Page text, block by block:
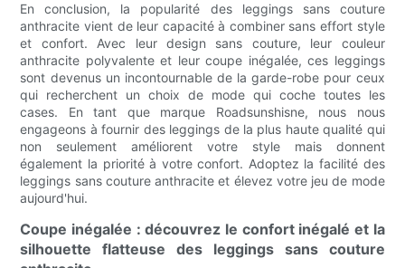
En conclusion, la popularité des leggings sans couture
anthracite vient de leur capacité à combiner sans effort style
et confort. Avec leur design sans couture, leur couleur
anthracite polyvalente et leur coupe inégalée, ces leggings
sont devenus un incontournable de la garde-robe pour ceux
qui recherchent un choix de mode qui coche toutes les
cases. En tant que marque Roadsunshisne, nous nous
engageons à fournir des leggings de la plus haute qualité qui
non seulement améliorent votre style mais donnent
également la priorité à votre confort. Adoptez la facilité des
leggings sans couture anthracite et élevez votre jeu de mode
aujourd'hui.
Coupe inégalée : découvrez le confort inégalé et la
silhouette flatteuse des leggings sans couture